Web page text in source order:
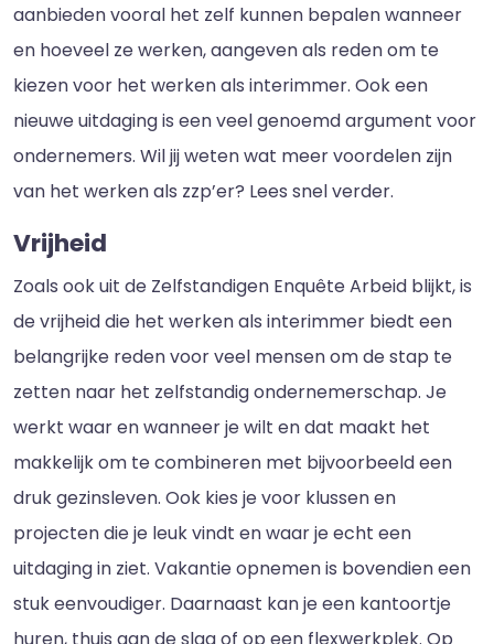
aanbieden vooral het zelf kunnen bepalen wanneer
en hoeveel ze werken, aangeven als reden om te
kiezen voor het werken als interimmer. Ook een
nieuwe uitdaging is een veel genoemd argument voor
ondernemers. Wil jij weten wat meer voordelen zijn
van het werken als zzp’er? Lees snel verder.
Vrijheid
Zoals ook uit de Zelfstandigen Enquête Arbeid blijkt, is
de vrijheid die het werken als interimmer biedt een
belangrijke reden voor veel mensen om de stap te
zetten naar het zelfstandig ondernemerschap. Je
werkt waar en wanneer je wilt en dat maakt het
makkelijk om te combineren met bijvoorbeeld een
druk gezinsleven. Ook kies je voor klussen en
projecten die je leuk vindt en waar je echt een
uitdaging in ziet. Vakantie opnemen is bovendien een
stuk eenvoudiger. Daarnaast kan je een kantoortje
huren, thuis aan de slag of op een flexwerkplek. Op